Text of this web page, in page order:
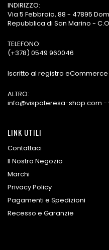
INDIRIZZO:
Via 5 Febbraio, 88 - 47895
Repubblica di San Marino -
TELEFONO:
(+378) 0549 960046
Iscritto al registro eCommerce
ALTRO:
info@vispateresa-shop.com
LINK UTILI
Contattaci
Il Nostro Negozio
Marchi
Privacy Policy
Pagamenti e Spedizioni
Recesso e Garanzie